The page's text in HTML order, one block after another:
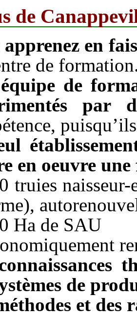
de
apprenez en
de
de
par
en oeuvre
truies
Ha de SAU
de
et des